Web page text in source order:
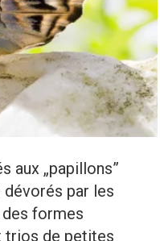
aux „papillons”
par les
des formes
trios de petites